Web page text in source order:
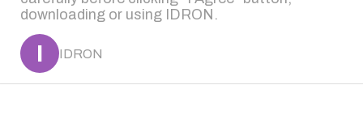
downloading or using IDRON.
I IDRON